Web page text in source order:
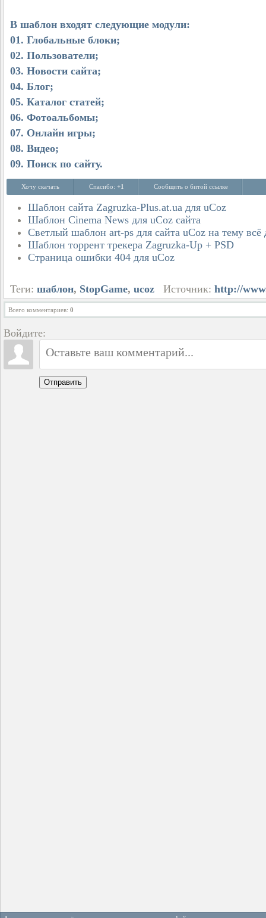
В шаблон входят следующие модули:
01. Глобальные блоки;
02. Пользователи;
03. Новости сайта;
04. Блог;
05. Каталог статей;
06. Фотоальбомы;
07. Онлайн игры;
08. Видео;
09. Поиск по сайту.
Хочу скачать Спасибо: +1 Сообщить о битой ссылке
Шаблон сайта Zagruzka-Plus.at.ua для uCoz
Шаблон Cinema News для uCoz сайта
Светлый шаблон art-ps для сайта uCoz на тему всё
Шаблон торрент трекера Zagruzka-Up + PSD
Страница ошибки 404 для uCoz
Теги: шаблон, StopGame, ucoz Источник: http://
Всего комментариев: 0
Войдите:
Отправить